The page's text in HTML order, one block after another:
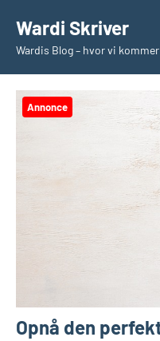
indhold
Wardi Skriver
Wardis Blog – hvor vi
Annonce
Opnå den